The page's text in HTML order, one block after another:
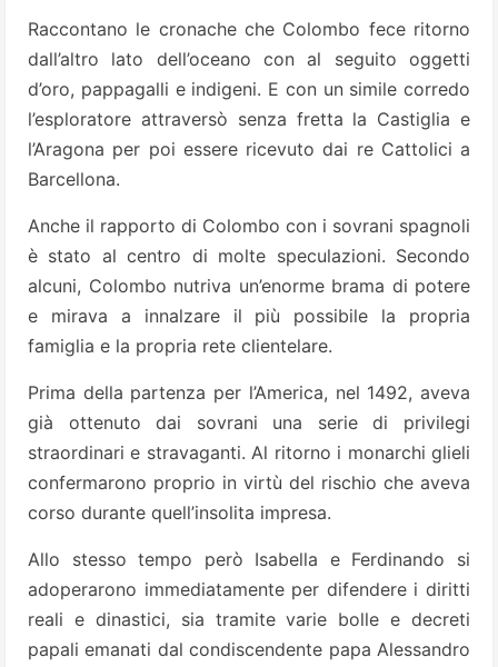
Raccontano le cronache che Colombo fece ritorno
dall’altro lato dell’oceano con al seguito oggetti
d’oro, pappagalli e indigeni. E con un simile corredo
l’esploratore attraversò senza fretta la Castiglia e
l’Aragona per poi essere ricevuto dai re Cattolici a
Barcellona.
Anche il rapporto di Colombo con i sovrani spagnoli
è stato al centro di molte speculazioni. Secondo
alcuni, Colombo nutriva un’enorme brama di potere
e mirava a innalzare il più possibile la propria
famiglia e la propria rete clientelare.
Prima della partenza per l’America, nel 1492, aveva
già ottenuto dai sovrani una serie di privilegi
straordinari e stravaganti. Al ritorno i monarchi glieli
confermarono proprio in virtù del rischio che aveva
corso durante quell’insolita impresa.
Allo stesso tempo però Isabella e Ferdinando si
adoperarono immediatamente per difendere i diritti
reali e dinastici, sia tramite varie bolle e decreti
papali emanati dal condiscendente papa Alessandro